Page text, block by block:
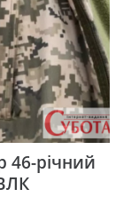
46-річний